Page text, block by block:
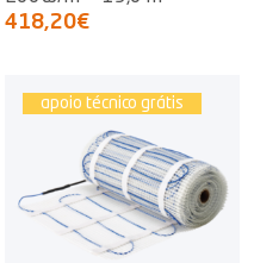
418,20€
apoio técnico grátis